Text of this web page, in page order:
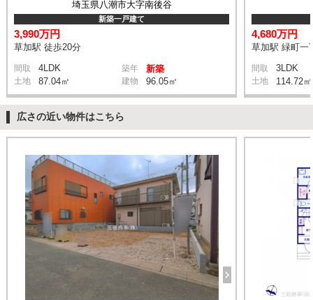
埼玉県八潮市大字南後谷
新築一戸建て
3,990万円
草加駅 徒歩20分
間取 4LDK 築年 新築
土地 87.04㎡ 建物 96.05㎡
4,680万円
草加駅 緑町一
間取 3LDK
土地 114.72㎡
広さの近い物件はこちら